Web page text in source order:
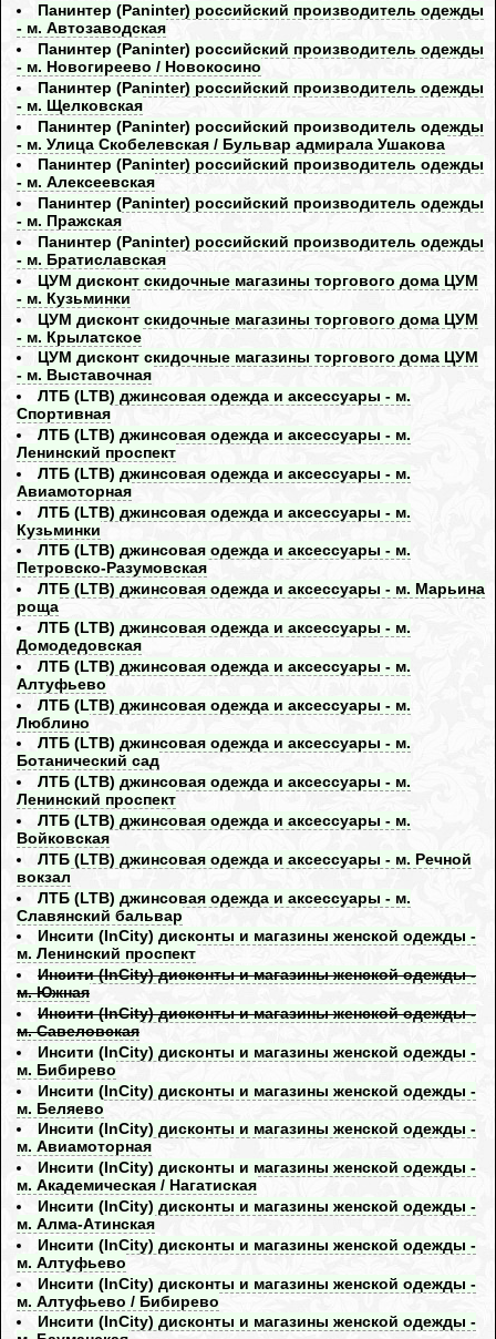
Панинтер (Paninter) российский производитель одежды
- м. Автозаводская
Панинтер (Paninter) российский производитель одежды
- м. Новогиреево / Новокосино
Панинтер (Paninter) российский производитель одежды
- м. Щелковская
Панинтер (Paninter) российский производитель одежды
- м. Улица Скобелевская / Бульвар адмирала Ушакова
Панинтер (Paninter) российский производитель одежды
- м. Алексеевская
Панинтер (Paninter) российский производитель одежды
- м. Пражская
Панинтер (Paninter) российский производитель одежды
- м. Братиславская
ЦУМ дисконт скидочные магазины торгового дома ЦУМ
- м. Кузьминки
ЦУМ дисконт скидочные магазины торгового дома ЦУМ
- м. Крылатское
ЦУМ дисконт скидочные магазины торгового дома ЦУМ
- м. Выставочная
ЛТБ (LTB) джинсовая одежда и аксессуары - м.
Спортивная
ЛТБ (LTB) джинсовая одежда и аксессуары - м.
Ленинский проспект
ЛТБ (LTB) джинсовая одежда и аксессуары - м.
Авиамоторная
ЛТБ (LTB) джинсовая одежда и аксессуары - м.
Кузьминки
ЛТБ (LTB) джинсовая одежда и аксессуары - м.
Петровско-Разумовская
ЛТБ (LTB) джинсовая одежда и аксессуары - м. Марьина
роща
ЛТБ (LTB) джинсовая одежда и аксессуары - м.
Домодедовская
ЛТБ (LTB) джинсовая одежда и аксессуары - м.
Алтуфьево
ЛТБ (LTB) джинсовая одежда и аксессуары - м.
Люблино
ЛТБ (LTB) джинсовая одежда и аксессуары - м.
Ботанический сад
ЛТБ (LTB) джинсовая одежда и аксессуары - м.
Ленинский проспект
ЛТБ (LTB) джинсовая одежда и аксессуары - м.
Войковская
ЛТБ (LTB) джинсовая одежда и аксессуары - м. Речной
вокзал
ЛТБ (LTB) джинсовая одежда и аксессуары - м.
Славянский бальвар
Инсити (InCity) дисконты и магазины женской одежды -
м. Ленинский проспект
Инсити (InCity) дисконты и магазины женской одежды -
м. Южная
Инсити (InCity) дисконты и магазины женской одежды -
м. Савеловская
Инсити (InCity) дисконты и магазины женской одежды -
м. Бибирево
Инсити (InCity) дисконты и магазины женской одежды -
м. Беляево
Инсити (InCity) дисконты и магазины женской одежды -
м. Авиамоторная
Инсити (InCity) дисконты и магазины женской одежды -
м. Академическая / Нагатиская
Инсити (InCity) дисконты и магазины женской одежды -
м. Алма-Атинская
Инсити (InCity) дисконты и магазины женской одежды -
м. Алтуфьево
Инсити (InCity) дисконты и магазины женской одежды -
м. Алтуфьево / Бибирево
Инсити (InCity) дисконты и магазины женской одежды -